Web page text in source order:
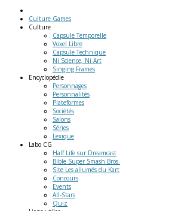
Culture Games
Culture
Capsule Temporelle
Voxel Libre
Capsule Technique
Ni Science, Ni Art
Singing Frames
Encyclopédie
Personnages
Personnalités
Plateformes
Sociétés
Salons
Séries
Lexique
Labo CG
Half Life sur Dreamcast
Bible Super Smash Bros.
Site Les allumés du Kart
Concours
Events
All-Stars
Quiz